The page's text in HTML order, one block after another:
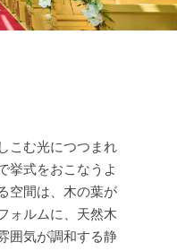
こむ光につつまれ
挙式をおこなうよ
空間は、木の葉が
ォルムに、天然木
囲気が調和する静